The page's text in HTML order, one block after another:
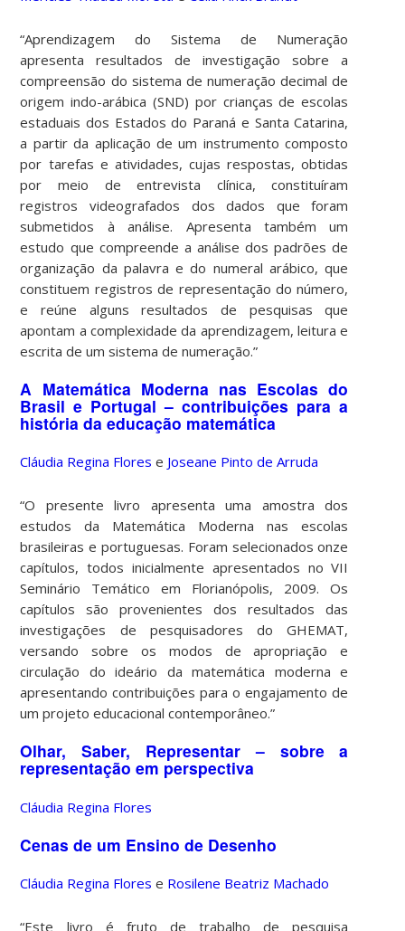
“Aprendizagem do Sistema de Numeração
apresenta resultados de investigação sobre a
compreensão do sistema de numeração decimal de
origem indo-arábica (SND) por crianças de escolas
estaduais dos Estados do Paraná e Santa Catarina,
a partir da aplicação de um instrumento composto
por tarefas e atividades, cujas respostas, obtidas
por meio de entrevista clínica, constituíram
registros videografados dos dados que foram
submetidos à análise. Apresenta também um
estudo que compreende a análise dos padrões de
organização da palavra e do numeral arábico, que
constituem registros de representação do número,
e reúne alguns resultados de pesquisas que
apontam a complexidade da aprendizagem, leitura e
escrita de um sistema de numeração.”
A Matemática Moderna nas Escolas do
Brasil e Portugal – contribuições para a
história da educação matemática
Cláudia Regina Flores e Joseane Pinto de Arruda
“O presente livro apresenta uma amostra dos
estudos da Matemática Moderna nas escolas
brasileiras e portuguesas. Foram selecionados onze
capítulos, todos inicialmente apresentados no VII
Seminário Temático em Florianópolis, 2009. Os
capítulos são provenientes dos resultados das
investigações de pesquisadores do GHEMAT,
versando sobre os modos de apropriação e
circulação do ideário da matemática moderna e
apresentando contribuições para o engajamento de
um projeto educacional contemporâneo.”
Olhar, Saber, Representar – sobre a
representação em perspectiva
Cláudia Regina Flores
Cenas de um Ensino de Desenho
Cláudia Regina Flores e Rosilene Beatriz Machado
“Este livro é fruto de trabalho de pesquisa